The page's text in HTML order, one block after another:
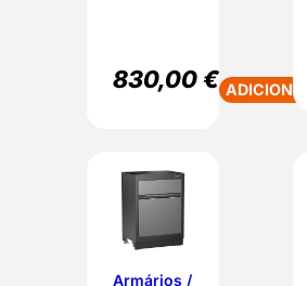
830,00€ ADICIONAR
Armários /